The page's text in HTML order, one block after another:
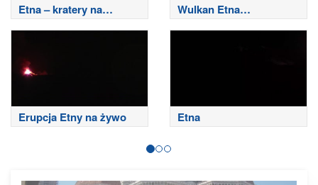
Etna – kratery na
szczycie
Wulkan Etna
południowo-wschodni
Erupcja Etny na żywo Etna